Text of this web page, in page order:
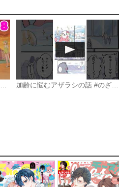
加齢に悩むアザラシの話 #のざらしちゃん #漫画 #サンデーうぇぶり